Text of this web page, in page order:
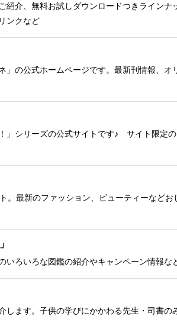
紹介、無料お試しダウンロードつきラインナ
ンクなど
の公式ホームページです。最新刊情報、オ
」シリーズの公式サイトです♪ サイト限定
。最新のファッション、ビューティーなどお
ろいろな図鑑の紹介やキャンペーン情報な
ます。子供の学びにかかわる先生・司書の